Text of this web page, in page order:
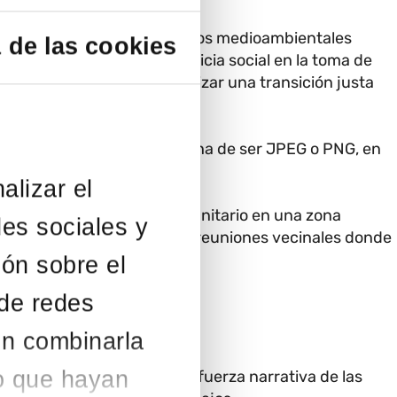
de las cookies
el
sociales y
sobre el
redes
combinarla
que hayan
para adaptarse a los retos medioambientales
y promover la justicia social en la toma de
desigualdades y garantizar una transición justa
fotografías. El formato ha de ser JPEG o PNG, en
un centro comunitario en una zona
con discapacidad; o reuniones vecinales donde
el impacto visual y fuerza narrativa de las